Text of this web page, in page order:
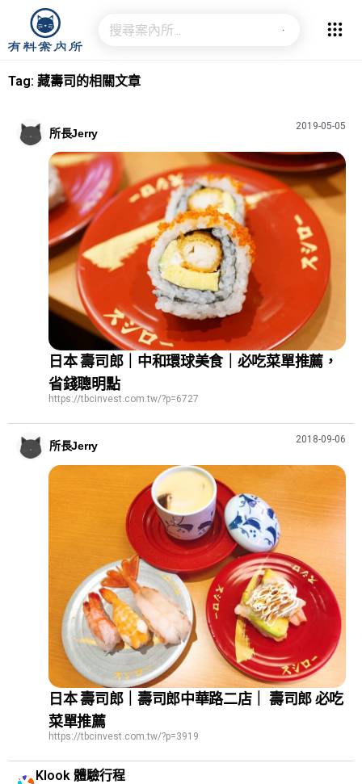
Tag: 藏壽司的相關文章
所長Jerry
2019-05-05
日本 壽司郎｜中和環球美食｜必吃菜單推薦，
省錢聰明點
https://tbcinvest.com.tw/?p=6727
所長Jerry
2018-09-06
日本 壽司郎｜壽司郎中華路二店｜ 壽司郎 必吃
菜單推薦
https://tbcinvest.com.tw/?p=3919
Klook 體驗行程